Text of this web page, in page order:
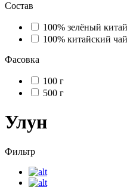
Состав
100% зелёный
100% китайский чай
Фасовка
100 г
500 г
Улун
Фильтр